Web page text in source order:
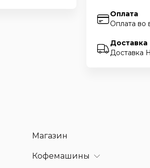
Оплата
Оплата во
Доставка
Доставка
Магазин
Кофемашины